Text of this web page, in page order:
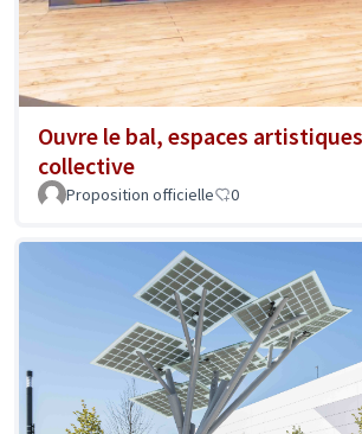
Ouvre le bal, espaces
collective
Proposition officielle 0